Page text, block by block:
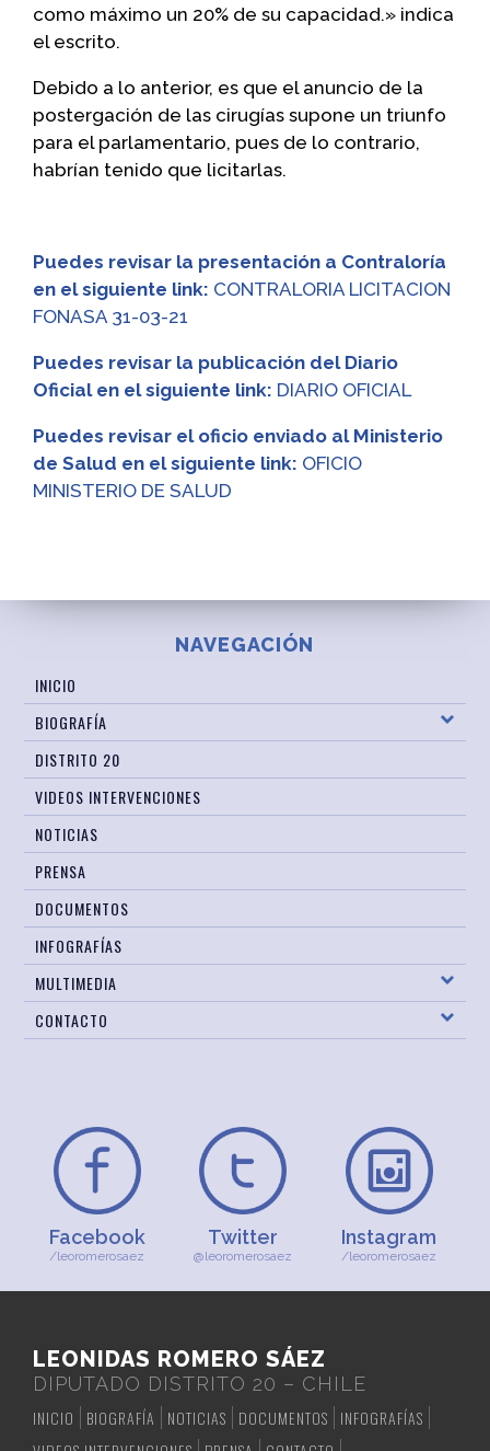
como máximo un 20% de su capacidad.» indica
el escrito.
Debido a lo anterior, es que el anuncio de la
postergación de las cirugías supone un triunfo
para el parlamentario, pues de lo contrario,
habrían tenido que licitarlas.
Puedes revisar la presentación a Contraloría
en el siguiente link: CONTRALORIA LICITACION
FONASA 31-03-21
Puedes revisar la publicación del Diario
Oficial en el siguiente link: DIARIO OFICIAL
Puedes revisar el oficio enviado al Ministerio
de Salud en el siguiente link: OFICIO
MINISTERIO DE SALUD
NAVEGACIÓN
INICIO
BIOGRAFÍA
DISTRITO 20
VIDEOS INTERVENCIONES
NOTICIAS
PRENSA
DOCUMENTOS
INFOGRAFÍAS
MULTIMEDIA
CONTACTO
Facebook
/leoromerosaez
Twitter
@leoromerosaez
Instagram
/leoromerosaez
LEONIDAS ROMERO SÁEZ
DIPUTADO DISTRITO 20 – CHILE
INICIO
BIOGRAFÍA NOTICIAS DOCUMENTOS
INFOGRAFÍAS